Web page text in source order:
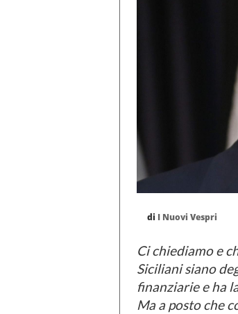
di I Nuovi Vespri
Ci chiediamo e
Siciliani siano
finanziarie e ha
Ma a posto che